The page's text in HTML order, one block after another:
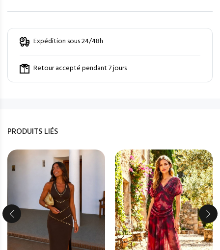
Expédition sous 24/48h
Retour accepté pendant 7 jours
PRODUITS LIÉS